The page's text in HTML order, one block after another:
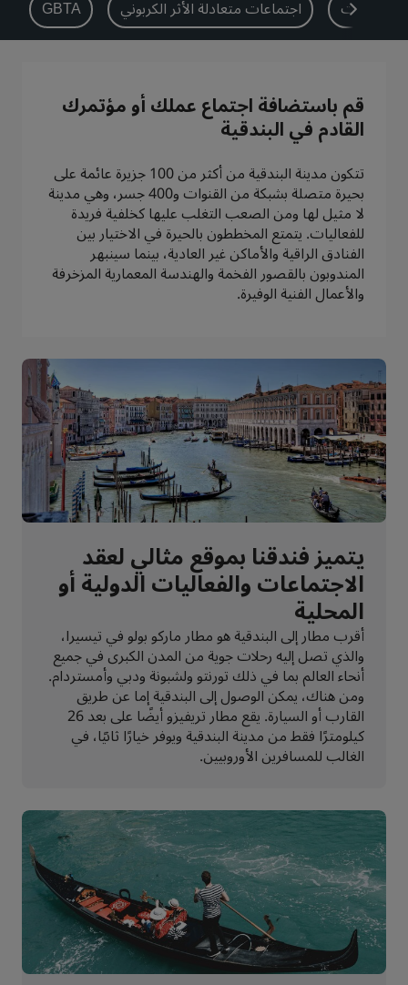
بارك بلازا بارك إن باي راديسون
Prize by Radisson كانتري إن آند سويتس
العلامات التجارية التابعة في الصين
Jin Jiang
Kunlun
تفضل بزيارة مدونتنا
الفعاليات اجتماعات متعادلة الأثر الكربوني GBTA
قم باستضافة اجتماع عملك أو مؤتمرك
القادم في البندقية
تتكون مدينة البندقية من أكثر من 100 جزيرة عائمة على
بحيرة متصلة بشبكة من القنوات و400 جسر، وهي مدينة
لا مثيل لها ومن الصعب التغلب عليها كخلفية فريدة
للفعاليات. يتمتع المخططون بالحيرة في الاختيار بين
الفنادق الراقية والأماكن غير العادية، بينما سينبهر
المندوبون بالقصور الفخمة والهندسة المعمارية المزخرفة
والأعمال الفنية الوفيرة.
يتميز فندقنا بموقع مثالي لعقد
الاجتماعات والفعاليات الدولية أو
المحلية
أقرب مطار إلى البندقية هو مطار ماركو بولو في تيسيرا،
والذي تصل إليه رحلات جوية من المدن الكبرى في جميع
أنحاء العالم بما في ذلك تورنتو ولشبونة ودبي وأمستردام.
ومن هناك، يمكن الوصول إلى البندقية إما عن طريق
القارب أو السيارة. يقع مطار تريفيزو أيضًا على بعد 26
كيلومترًا فقط من مدينة البندقية ويوفر خيارًا ثانيًا، في
الغالب للمسافرين الأوروبيين.